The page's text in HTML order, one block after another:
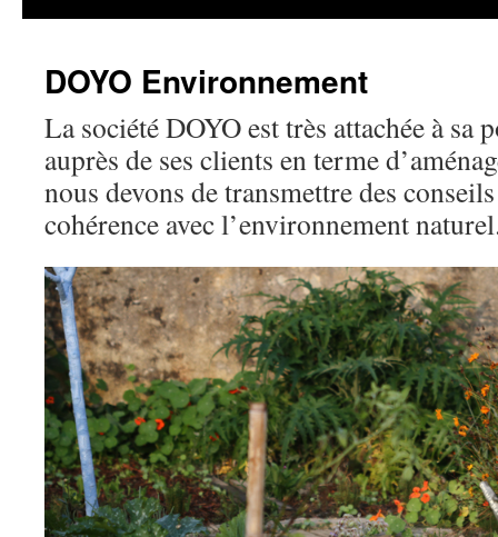
DOYO Environnement
La société DOYO est très attachée à sa
auprès de ses clients en terme
nous devons de transmettre des
cohérence avec l’environnement